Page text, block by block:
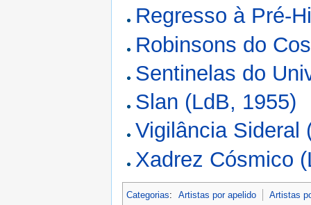
Regresso à Pré-
Robinsons do
Sentinelas do
Slan (LdB, 1955)
Vigilância Sideral
Xadrez Cósmico
Categorias: Artistas por apelido
Artistas